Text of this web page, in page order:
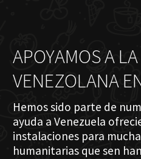
APOYAMOS A
VENEZOLANA
Hemos sido parte de
ayuda a Venezuela
instalaciones para
humanitarias que sen